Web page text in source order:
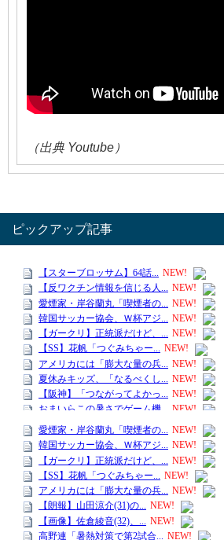
（出典 Youtube）
ピックアップ記事